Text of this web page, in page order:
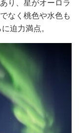
り、星がオーロラ
なく桃色や水色も
迫力満点。